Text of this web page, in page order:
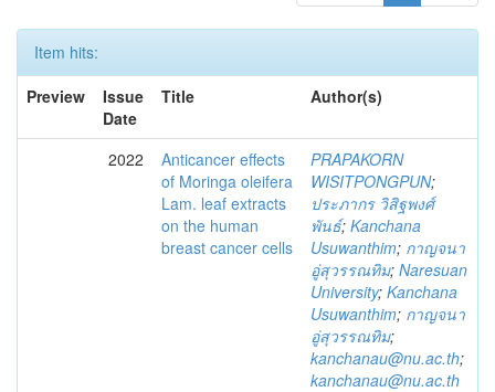
Item hits:
Preview
Issue
Date
Title Author(s)
2022
Anticancer effects
of Moringa oleifera
Lam. leaf extracts
on the human
breast cancer cells
PRAPAKORN
WISITPONGPUN;
ประภากร วิสิฐพงศ์
พันธ์; Kanchana
Usuwanthim; กาญจนา
อู่สุวรรณทิม; Naresuan
University; Kanchana
Usuwanthim; กาญจนา
อู่สุวรรณทิม;
kanchanau@nu.ac.th;
kanchanau@nu.ac.th